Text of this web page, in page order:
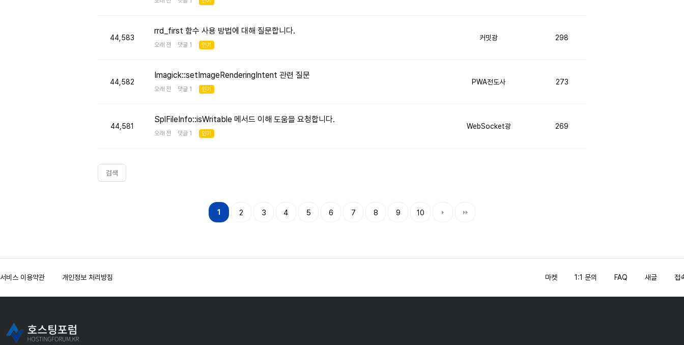
44,583
rrd_first 함수 사용 방법에 대해 질문합니다.
오래 전 댓글 1 인기
커밋광 298
44,582
Imagick::setImageRenderingIntent 관련 질문
오래 전 댓글 1 인기
PWA전도사 273
44,581
SplFileInfo::isWritable 메서드 이해 도움을 요청합니다.
오래 전 댓글 1 인기
WebSocket광 269
검색
1 2 3 4 5 6 7 8 9 10
맨끝
서비스 이용약관 개인정보 처리방침 마켓 1:1 문의 FAQ 새글 접